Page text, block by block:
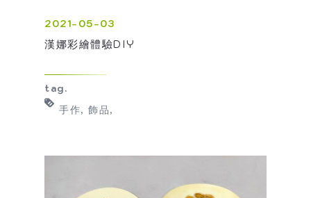
2021-05-03
漢娜彩繪體驗DIY
tag.
手作 飾品